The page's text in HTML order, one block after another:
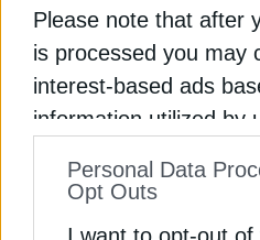
Please note that after
is processed you may
interest-based ads
information utilized by
to your opt-out. You
Personal Data
Opt Outs
I want to opt-out of
Italgas: Αύξηση 39,4%
κέρδη EBITDA το 2025
Italgas: Ενέκρινε
έως το 2031 στην
Italgas: “Bλέπει”
στην Ελλάδα μέσω